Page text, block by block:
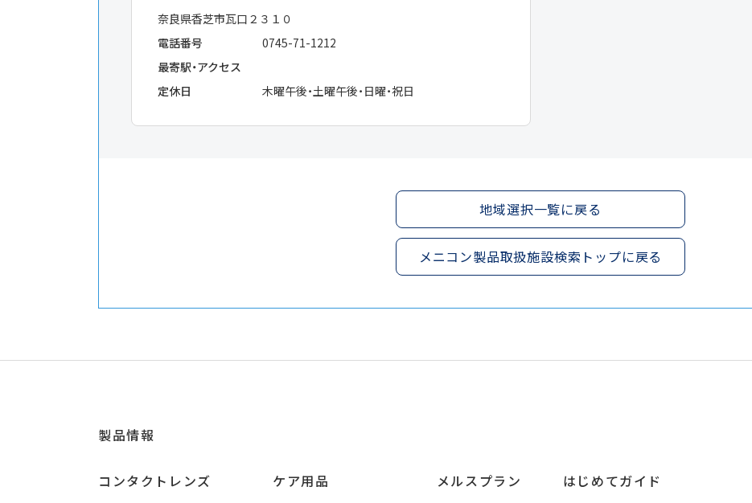
奈良県香芝市瓦口２３１０
電話番号
0745-71-1212
最寄駅・アクセス
定休日
木曜午後・土曜午後・日曜・祝日
地域選択一覧に戻る
メニコン製品取扱施設検索トップに戻る
製品情報
コンタクトレンズ ケア用品 メルスプラン はじめてガイド